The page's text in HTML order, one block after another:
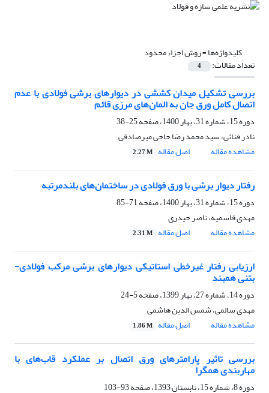
کلیدواژه‌ها =روش اجزاء محدود
تعداد مقالات: 4
بررسی تشکیل میدان کششی در دیوارهای برشی فولادی با عدم
اتصال کامل ورق جان به المان‌های مرزی قائم
دوره 15، شماره 31، بهار 1400، صفحه
25-38
نادر فنائی، سید محمد رضا حاجی میرصادقی
مشاهده مقاله
اصل مقاله 2.27 M
رفتار دیوار برشی با ورق فولادی در ساختمان‌های بلندمرتبه
دوره 15، شماره 31، بهار 1400، صفحه
71-85
مهدی قاسمیه، ناصر حیدری
مشاهده مقاله
اصل مقاله 2.31 M
ارزیابی رفتار غیر‌خطی استاتیکی دیوارهای برشی مرکب فولادی-
بتنی همبند
دوره 14، شماره 27، بهار 1399، صفحه
5-24
مهدی سالمی، شمس الدین هاشمی
مشاهده مقاله
اصل مقاله 1.86 M
بررسی تاثیر پارامترهای ورق اتصال بر عملکرد قاب‌های با
مهاربندی همگرا
دوره 8، شماره 15، تابستان 1393، صفحه
93-103